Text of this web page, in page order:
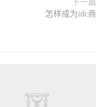
下一篇
怎样成为idc商